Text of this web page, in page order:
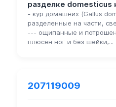
разделке domesticus
- кур домашних (Gallus
разделенные на части,
--- ощипанные и
плюсен ног и без шейки,...
207119009